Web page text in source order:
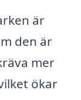
är
den är
mer
ökar